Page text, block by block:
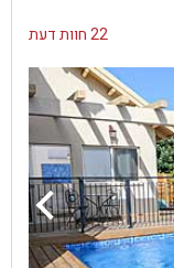
22 חוות דעת